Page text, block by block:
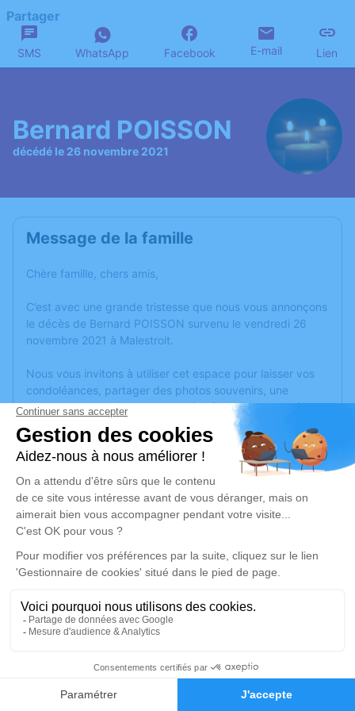
Faire-part Hommages
Partager
SMS WhatsApp Facebook E-mail Lien
Bernard POISSON
décédé le 26 novembre 2021
Message de la famille
Chère famille, chers amis,
C’est avec une grande tristesse que nous vous annonçons
le décès de Bernard POISSON survenu le vendredi 26
novembre 2021 à Malestroit.
Nous vous invitons à utiliser cet espace pour laisser vos
condoléances, partager des photos souvenirs, une
anecdote ou exprimer vos pensées à travers des poèmes
ou des textes. Cet endroit est un lieu d'expression dédié à
honorer la mémoire de Bernard POISSON.
Un service de plantation d’arbre hommage estdisponible
mercredi 01 décembre 2021 à 15h00
Eglise Saint-Pierre de Brain-sur-l'Authi de
Brain-sur-l'Authion